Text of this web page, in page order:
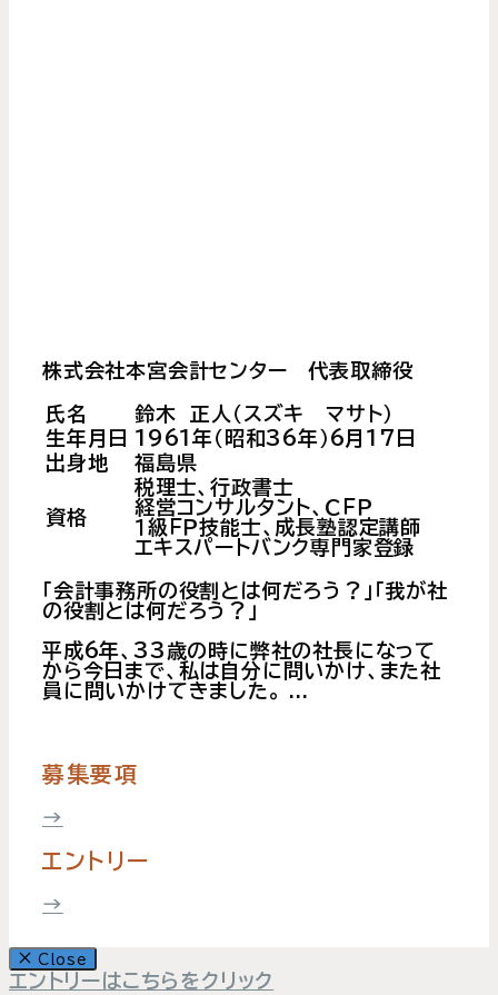
株式会社本宮会計センター 代表取締役
氏名
鈴木 正人（スズキ マサト）
生年月日
1961年（昭和36年）6月17日
出身地
福島県
資格
税理士、行政書士
経営コンサルタント、ＣＦＰ
１級ＦＰ技能士、成長塾認定講師
エキスパートバンク専門家登録
「会計事務所の役割とは何だろう？」「我が社
の役割とは何だろう？」
平成6年、33歳の時に弊社の社長になって
から今日まで、私は自分に問いかけ、また社
員に問いかけてきました。 ...
募集要項
→
エントリー
→
Close
エントリーはこちらをクリック